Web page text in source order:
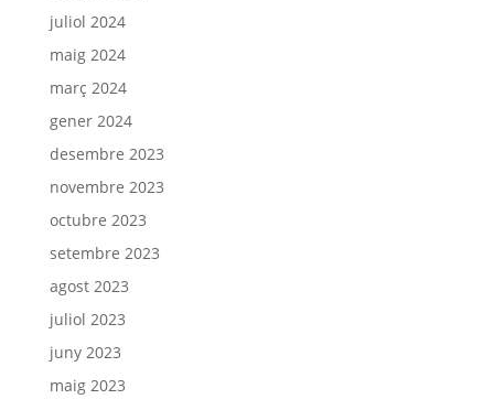
juliol 2024
maig 2024
març 2024
gener 2024
desembre 2023
novembre 2023
octubre 2023
setembre 2023
agost 2023
juliol 2023
juny 2023
maig 2023